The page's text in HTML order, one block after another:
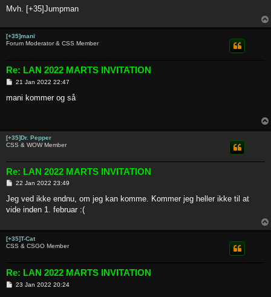
Mvh. [+35]Jumpman
[+35]mani
Forum Moderator & CSS Member
Re: LAN 2022 MARTS INVITATION
P
s
21 Jan 2022 22:47
mani kommer og så
[+35]Dr. Pepper
CSS & WOW Member
Re: LAN 2022 MARTS INVITATION
P
s
22 Jan 2022 23:49
Jeg ved ikke endnu, om jeg kan komme. Kommer jeg heller ikke til at
vide inden 1. februar :(
[+35]T-Cat
CSS & CSGO Member
Re: LAN 2022 MARTS INVITATION
P23 Jan 2022 20:24